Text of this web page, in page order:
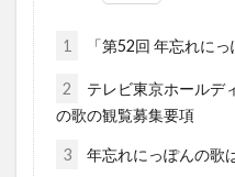
1 「第52回 年忘れに
2
テレビ東京ホールデ
の歌の観覧募集要項
3 年忘れにっぽんの歌